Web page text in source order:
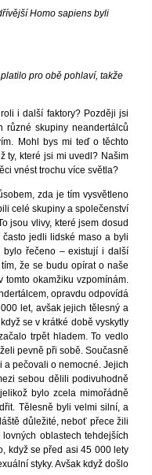
Homo sapiens byli
pro obě pohlaví, takže
i další faktory? Později jsi
různé skupiny neandertálců
Mohl bys mi teď o těchto
ty, které jsi mi uvedl? Našim
vnést trochu více světla?
zda je tím vysvětleno
celé skupiny a společenství
jsou vlivy, které jsem dosud
jedli lidské maso a byli
bylo řečeno – existují i další
že se budu opírat o naše
okamžiku vzpomínám.
opravdu odpovídá
let, avšak jejich tělesný a
se v krátké době vyskytly
trpět hladem. To vedlo
pevně při sobě. Současně
a pečovali o nemocné. Jejich
sebou dělili podivuhodně
bylo zcela mimořádně
Tělesně byli velmi silní, a
důležité, neboť přece žili
oblastech tehdejších
když se před asi 45 000 lety
styky. Avšak když došlo